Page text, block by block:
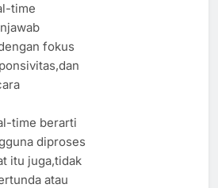
time
fokus
time berarti
diproses
itu juga,tidak
atau